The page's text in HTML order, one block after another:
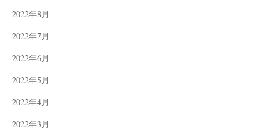
2022年8月
2022年7月
2022年6月
2022年5月
2022年4月
2022年3月